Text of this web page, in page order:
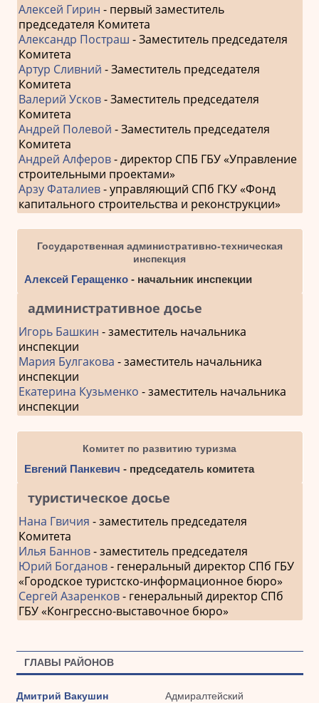
Алексей Гирин - первый заместитель
председателя Комитета
Александр Постраш - Заместитель председателя
Комитета
Артур Сливний - Заместитель председателя
Комитета
Валерий Усков- Заместитель председателя
Комитета
Андрей Полевой - Заместитель председателя
Комитета
Андрей Алферов- директор СПБ ГБУ «Управление
строительными проектами»
Арзу Фаталиев- управляющий СПб ГКУ «Фонд
капитального строительства и реконструкции»
Государственная административно-техническая
инспекция
Алексей Геращенко- начальник инспекции
административное досье
Игорь Башкин - заместитель начальника
инспекции
Мария Булгакова - заместитель начальника
инспекции
Екатерина Кузьменко - заместитель начальника
инспекции
Комитет по развитию туризма
Евгений Панкевич - председатель комитета
туристическое досье
Нана Гвичия - заместитель председателя
Комитета
Илья Баннов- заместитель председателя
Юрий Богданов- генеральный директор СПб ГБУ
«Городское туристско-информационное бюро»
Сергей Азаренков- генеральный директор СПб
ГБУ «Конгрессно-выставочное бюро»
ГЛАВЫ РАЙОНОВ
Дмитрий Вакушин Адмиралтейский